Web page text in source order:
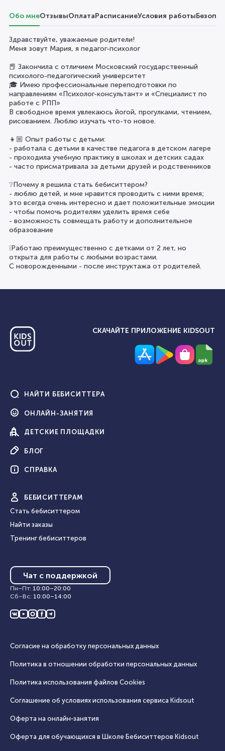
Обо мнеОтзывыОплатаРасписаниеУсловия работы
Здравствуйте, уважаемые родители!
Меня зовут Мария, я педагог-психолог
📕 Закончила с отличием Московский государственный
психолого-педагогический университет
🎓 Имею профессиональные переподготовки по
направлениям «Психолог-консультант» и «Специалист по
работе с РПП»
В свободное время увлекаюсь йогой, прогулками, чтением,
рисованием. Люблю изучать что-то новое.
👧🏼 Опыт работы с детьми:
- работала с детьми в качестве педагога в детском лагере
- проходила учебную практику в школах и детских садах
- часто присматривала за детьми друзей и родственников
❔Почему я решила стать бебиситтером?
- люблю детей, и мне нравится проводить с ними время;
это всегда очень интересно и дает положительные эмоции
- чтобы помочь родителям уделить время себе
- возможность совмещать работу и дополнительное
образование
❕Работаю преимущественно с детками от 2 лет, но
открыта для работы с любыми возрастами.
С новорожденными - после инструктажа от родителей.
СКАЧАЙТЕ ПРИЛОЖЕНИЕ KIDSOUT
НАЙТИ БЕБИСИТТЕРА
ОНЛАЙН-ЗАНЯТИЯ
ДЕТСКИЕ ПЛОЩАДКИ
БЛОГ
СПРАВКА
БЕБИ СИТТЕРАМ
Стать бебиситтером
Найти заказы
Тренинг бебиситтеров
Чат с поддержкой
Пн–Пт: 10:00–20:00
Сб–Вс: 10:00–14:00
Согласие на обработку персональных данных
Политика в отношении обработки персональных данных
Политика использования файлов Cookies
Соглашение об условиях использования сервиса Кidsout
Оферта на онлайн‑занятия
Оферта для обучающихся в Школе Бебиситтеров Kidsout